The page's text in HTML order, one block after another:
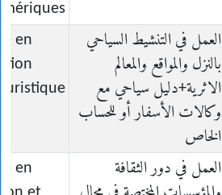
العمل في التنشيط السياحي
بالنزل والمواقع والمعالم
الاثرية+دليل سياحي مع
وكالات الأسفار أو للحساب
الخاص
en
العمل في دور الثقافة
en